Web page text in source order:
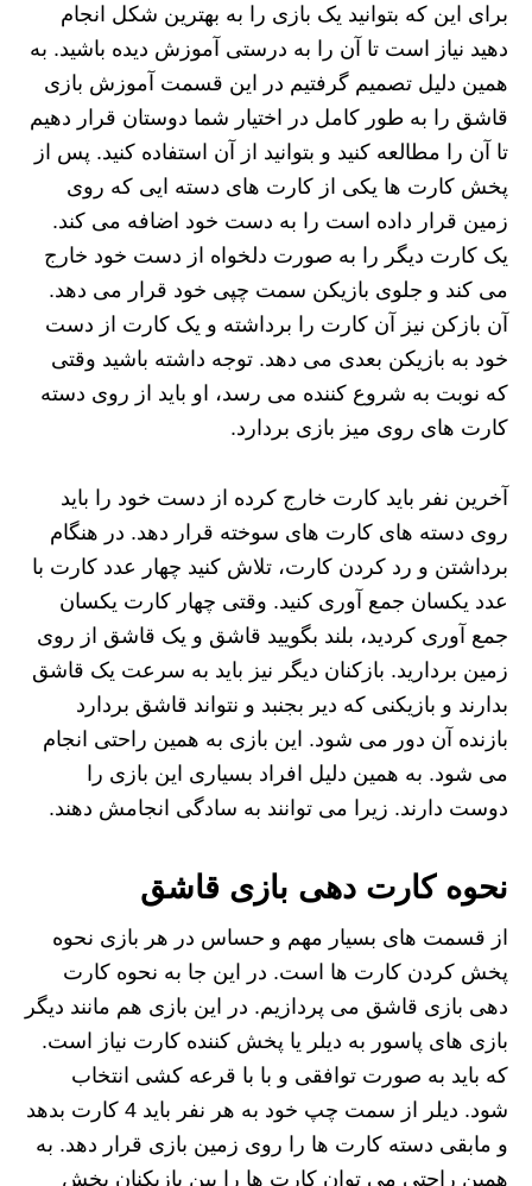
برای این که بتوانید یک بازی را به بهترین شکل انجام
دهید نیاز است تا آن را به درستی آموزش دیده باشید. به
همین دلیل تصمیم گرفتیم در این قسمت آموزش بازی
قاشق را به طور کامل در اختیار شما دوستان قرار دهیم
تا آن را مطالعه کنید و بتوانید از آن استفاده کنید. پس از
پخش کارت ها یکی از کارت های دسته ایی که روی
زمین قرار داده است را به دست خود اضافه می کند.
یک کارت دیگر را به صورت دلخواه از دست خود خارج
می کند و جلوی بازیکن سمت چپی خود قرار می دهد.
آن بازکن نیز آن کارت را برداشته و یک کارت از دست
خود به بازیکن بعدی می دهد. توجه داشته باشید وقتی
که نوبت به شروع کننده می رسد، او باید از روی دسته
کارت های روی میز بازی بردارد.
آخرین نفر باید کارت خارج کرده از دست خود را باید
روی دسته های کارت های سوخته قرار دهد. در هنگام
برداشتن و رد کردن کارت، تلاش کنید چهار عدد کارت با
عدد یکسان جمع آوری کنید. وقتی چهار کارت یکسان
جمع آوری کردید، بلند بگویید قاشق و یک قاشق از روی
زمین بردارید. بازکنان دیگر نیز باید به سرعت یک قاشق
بدارند و بازیکنی که دیر بجنبد و نتواند قاشق بردارد
بازنده آن دور می شود. این بازی به همین راحتی انجام
می شود. به همین دلیل افراد بسیاری این بازی را
دوست دارند. زیرا می توانند به سادگی انجامش دهند.
نحوه کارت دهی بازی قاشق
از قسمت های بسیار مهم و حساس در هر بازی نحوه
پخش کردن کارت ها است. در این جا به نحوه کارت
دهی بازی قاشق می پردازیم. در این بازی هم مانند دیگر
بازی های پاسور به دیلر یا پخش کننده کارت نیاز است.
که باید به صورت توافقی و با با قرعه کشی انتخاب
شود. دیلر از سمت چپ خود به هر نفر باید 4 کارت بدهد
و مابقی دسته کارت ها را روی زمین بازی قرار دهد. به
همین راحتی می توان کارت ها را بین بازیکنان پخش